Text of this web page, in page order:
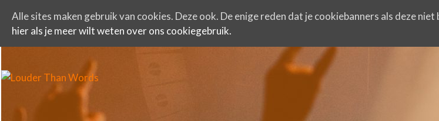
Alle sites maken gebruik van cookies. Deze ook. De enige reden dat je cookiebanners als deze
hier als je meer wilt weten over ons cookiegebruik.